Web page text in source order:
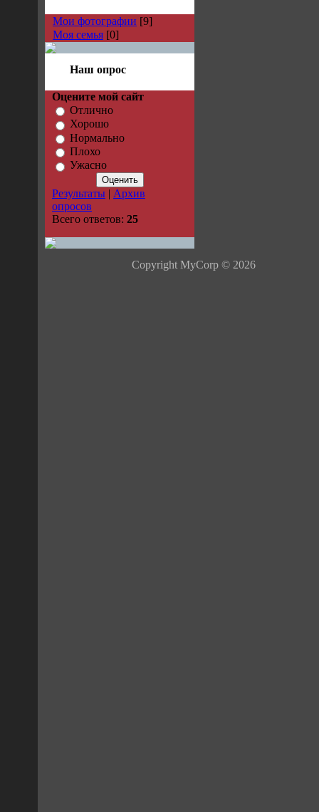
Мои фотографии [9]
Моя семья [0]
Наш опрос
Оцените мой сайт
Отлично
Хорошо
Нормально
Плохо
Ужасно
Результаты | Архив
опросов
Всего ответов: 25
Copyright MyCorp © 2026